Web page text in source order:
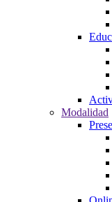
Modalidad